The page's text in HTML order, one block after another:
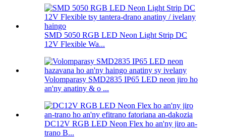
SMD 5050 RGB LED Neon Light Strip DC
12V Flexible Wa...
Volomparasy SMD2835 IP65 LED neon jiro ho
an'ny anatiny & o ...
DC12V RGB LED Neon Flex ho an'ny jiro an-
trano B...